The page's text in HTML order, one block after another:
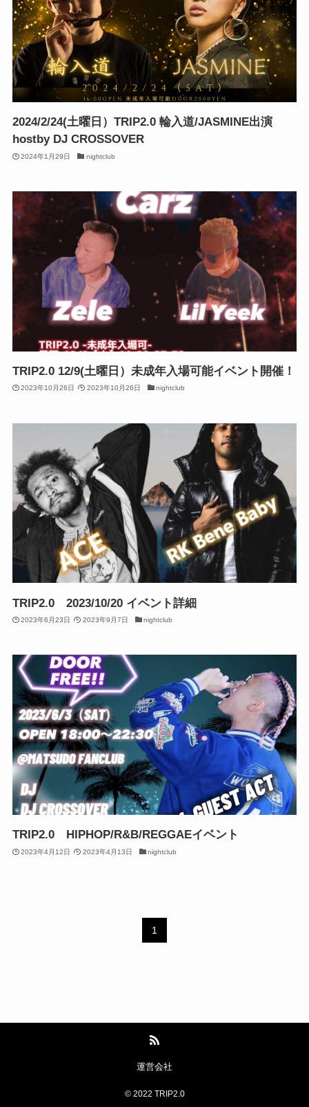
2024/2/24(土曜日）TRIP2.0 輪入道/JASMINE出演
hostby DJ CROSSOVER
2024年1月29日 nightclub
TRIP2.0 12/9(土曜日）未成年入場可能イベント開催！
2023年10月26日 2023年10月26日 nightclub
TRIP2.0 2023/10/20 イベント詳細
2023年6月23日 2023年9月7日 nightclub
TRIP2.0 HIPHOP/R&B/REGGAEイベント
2023年4月12日 2023年4月13日 nightclub
1
運営会社
©2022 TRIP2.0